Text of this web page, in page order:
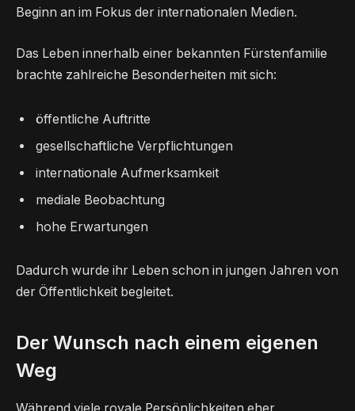
Beginn an im Fokus der internationalen Medien.
Das Leben innerhalb einer bekannten Fürstenfamilie
brachte zahlreiche Besonderheiten mit sich:
öffentliche Auftritte
gesellschaftliche Verpflichtungen
internationale Aufmerksamkeit
mediale Beobachtung
hohe Erwartungen
Dadurch wurde ihr Leben schon in jungen Jahren von
der Öffentlichkeit begleitet.
Der Wunsch nach einem eigenen
Weg